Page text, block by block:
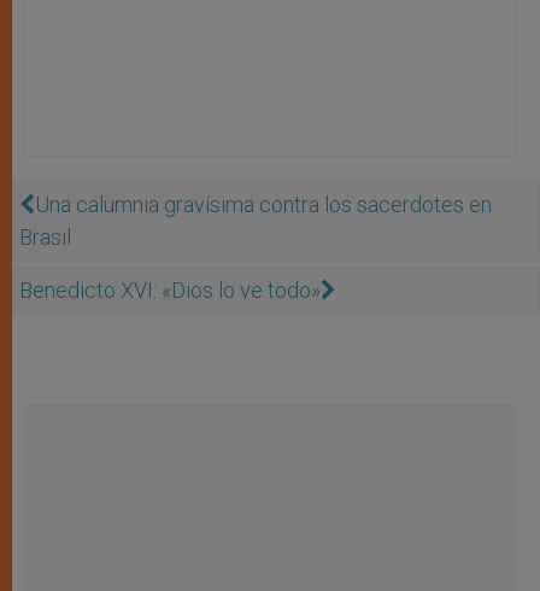
Una calumnia gravísima contra los sacerdotes en
Brasil
Benedicto XVI: «Dios lo ve todo»